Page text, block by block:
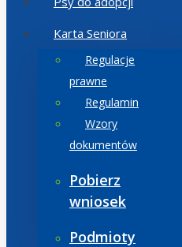
Karta Seniora
Regulacje
prawne
Regulamin
Wzory
dokumentów
Pobierz
wniosek
Podmioty